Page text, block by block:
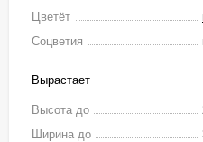
Цветёт
Соцветия
Вырастает
Высота до
Ширина до